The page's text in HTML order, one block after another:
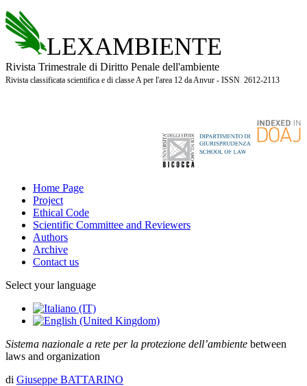
LEXAMBIENTE
Rivista Trimestrale di Diritto Penale dell'ambiente
Rivista classificata scientifica e di classe A per l'area 12 da Anvur - ISSN 2612-2113
Home Page
Project
Ethical Code
Scientific Committee and Reviewers
Authors
Archive
Contact us
Select your language
Sistema nazionale a rete per la protezione dell’ambiente between
laws and organization
di Giuseppe BATTARINO